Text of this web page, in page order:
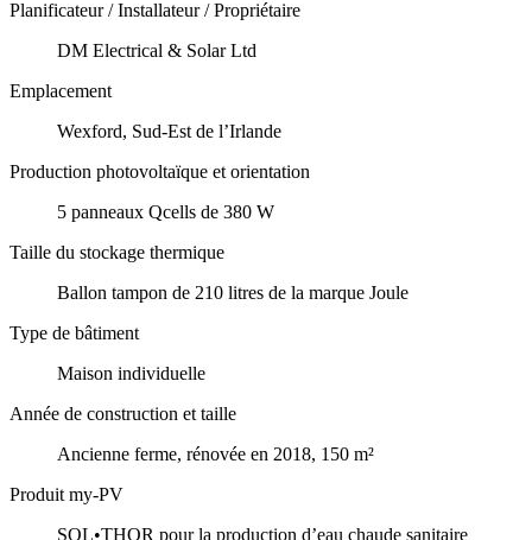
Planificateur / Installateur / Propriétaire
DM Electrical & Solar Ltd
Emplacement
Wexford, Sud-Est de l’Irlande
Production photovoltaïque et orientation
5 panneaux Qcells de 380 W
Taille du stockage thermique
Ballon tampon de 210 litres de la marque Joule
Type de bâtiment
Maison individuelle
Année de construction et taille
Ancienne ferme, rénovée en 2018, 150 m²
Produit my-PV
SOL•THOR pour la production d’eau chaude sanitaire